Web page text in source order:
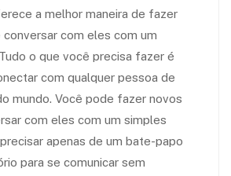
a melhor maneira de fazer
com eles com um
o que você precisa fazer é
com qualquer pessoa de
mundo. Você pode fazer novos
com eles com um simples
apenas de um bate-papo
para se comunicar sem